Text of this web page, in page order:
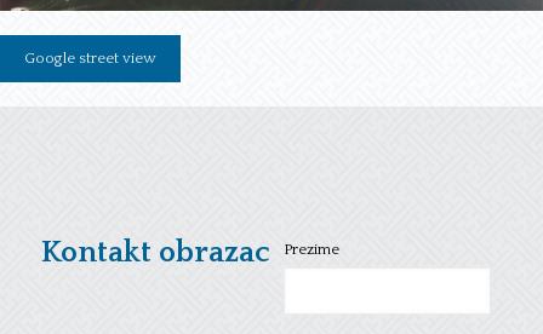
Google street view
Kontakt obrazac Prezime